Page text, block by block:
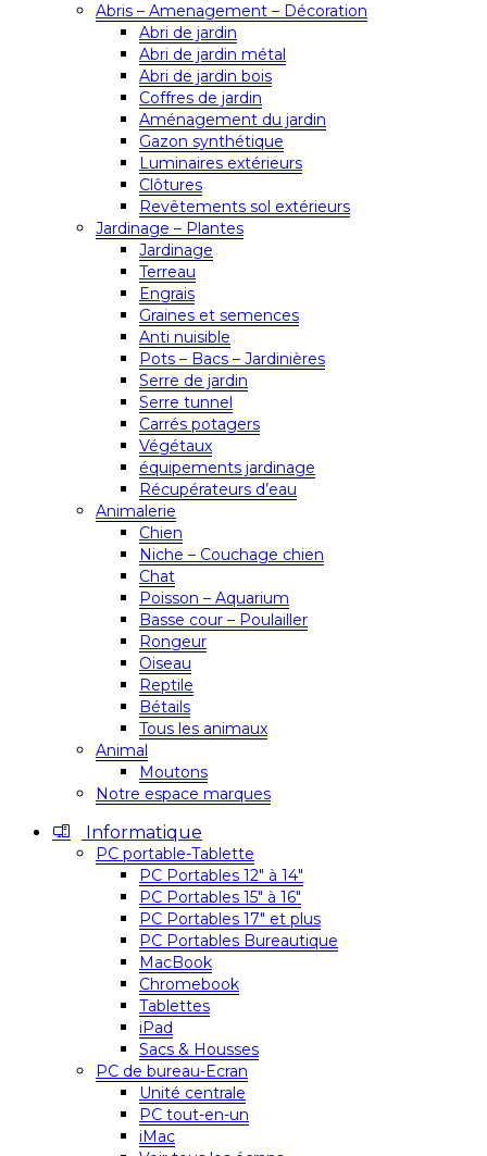
Abris – Amenagement – Décoration
Abri de jardin
Abri de jardin métal
Abri de jardin bois
Coffres de jardin
Aménagement du jardin
Gazon synthétique
Luminaires extérieurs
Clôtures
Revêtements sol extérieurs
Jardinage – Plantes
Jardinage
Terreau
Engrais
Graines et semences
Anti nuisible
Pots – Bacs – Jardinières
Serre de jardin
Serre tunnel
Carrés potagers
Végétaux
équipements jardinage
Récupérateurs d’eau
Animalerie
Chien
Niche – Couchage chien
Chat
Poisson – Aquarium
Basse cour – Poulailler
Rongeur
Oiseau
Reptile
Bétails
Tous les animaux
Animal
Moutons
Notre espace marques
Informatique
PC portable-Tablette
PC Portables 12″ à 14″
PC Portables 15″ à 16″
PC Portables 17″ et plus
PC Portables Bureautique
MacBook
Chromebook
Tablettes
iPad
Sacs & Housses
PC de bureau-Ecran
Unité centrale
PC tout-en-un
iMac